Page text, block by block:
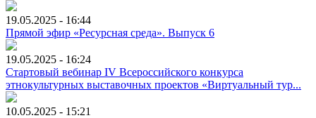
19.05.2025 - 16:44
Прямой эфир «Ресурсная среда». Выпуск 6
19.05.2025 - 16:24
Стартовый вебинар IV Всероссийского конкурса
этнокультурных выставочных проектов «Виртуальный тур...
10.05.2025 - 15:21